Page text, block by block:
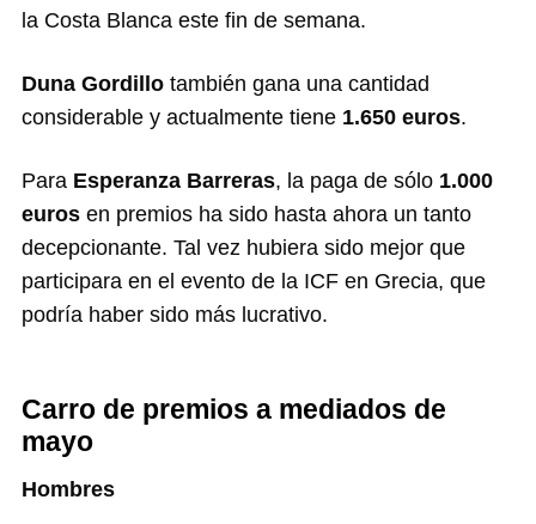
la Costa Blanca este fin de semana.
Duna Gordillotambién gana una cantidad
considerable y actualmente tiene 1.650 euros.
Para Esperanza Barreras, la paga de sólo 1.000
eurosen premios ha sido hasta ahora un tanto
decepcionante. Tal vez hubiera sido mejor que
participara en el evento de la ICF en Grecia, que
podría haber sido más lucrativo.
Carro de premios a mediados de
mayo
Hombres